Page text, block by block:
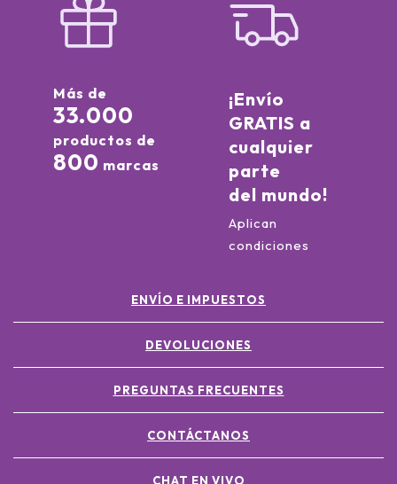
Más de
33.000
productos de
800 marcas
¡Envío
GRATIS a
cualquier
parte
del mundo!
Aplican
condiciones
ENVÍO E IMPUESTOS
DEVOLUCIONES
PREGUNTAS FRECUENTES
CONTÁCTANOS
CHAT EN VIVO